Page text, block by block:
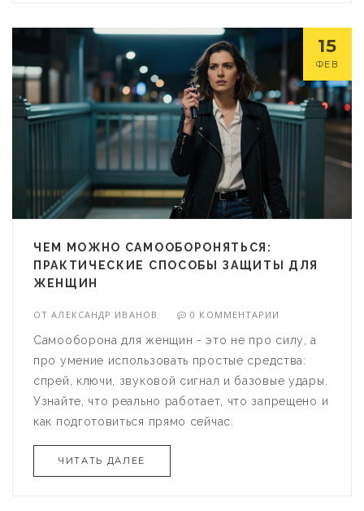
15
ФЕВ
ЧЕМ МОЖНО САМООБОРОНЯТЬСЯ:
ПРАКТИЧЕСКИЕ СПОСОБЫ ЗАЩИТЫ ДЛЯ
ЖЕНЩИН
ОТАЛЕКСАНДР ИВАНОВ 0 КОММЕНТАРИИ
Самооборона для женщин - это не про силу, а
про умение использовать простые средства:
спрей, ключи, звуковой сигнал и базовые удары.
Узнайте, что реально работает, что запрещено и
как подготовиться прямо сейчас.
ЧИТАТЬ ДАЛЕЕ